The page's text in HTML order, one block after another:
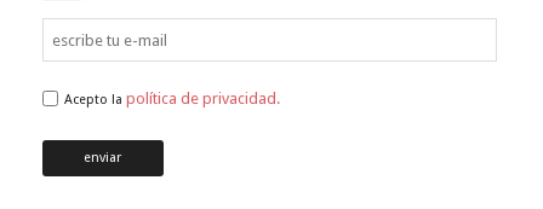
Acepto la política de privacidad.